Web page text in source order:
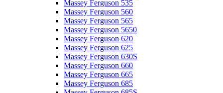
Massey Ferguson 535
Massey Ferguson 560
Massey Ferguson 565
Massey Ferguson 5650
Massey Ferguson 620
Massey Ferguson 625
Massey Ferguson 630S
Massey Ferguson 660
Massey Ferguson 665
Massey Ferguson 685